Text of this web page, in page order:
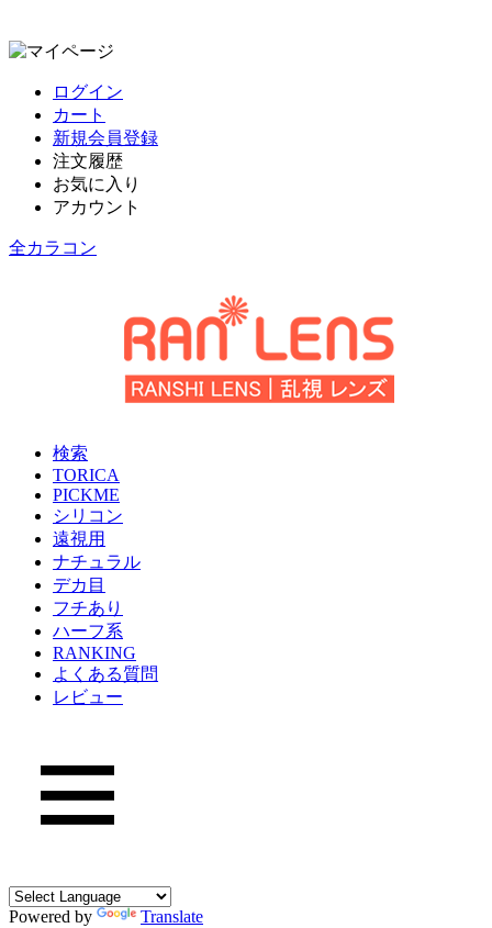
ログイン
カート
新規会員登録
注文履歴
お気に入り
アカウント
全カラコン
検索
TORICA
PICKME
シリコン
遠視用
ナチュラル
デカ目
フチあり
ハーフ系
RANKING
よくある質問
レビュー
Powered by Translate